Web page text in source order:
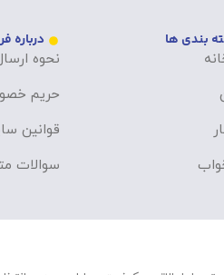
بندی ها درباره
نحوه
حریم
قوانین
سوالات